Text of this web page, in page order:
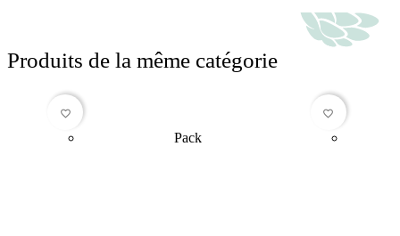
Produits de la même catégorie
favorite_border
Pack
favorite_border